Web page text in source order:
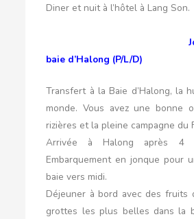
Diner et nuit à l’hôtel à Lang Son.
baie d’Halong (P/L/D)
Transfert à la Baie d’Halong, la
monde. Vous avez une bonne
rizières et la pleine campagne du
Arrivée à Halong après 4
Embarquement en jonque pour
baie vers midi.
Déjeuner à bord avec des fruits
grottes les plus belles dans la